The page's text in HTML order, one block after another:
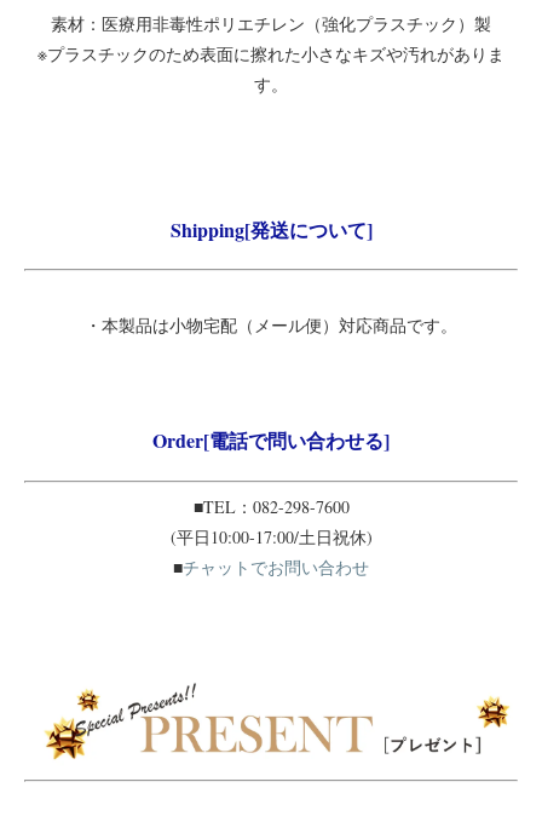
素材：医療用非毒性ポリエチレン（強化プラスチック）製
※プラスチックのため表面に擦れた小さなキズや汚れがありま
す。
Shipping[発送について]
・本製品は小物宅配（メール便）対応商品です。
Order[電話で問い合わせる]
■TEL：082-298-7600
(平日10:00-17:00/土日祝休)
■チャットでお問い合わせ